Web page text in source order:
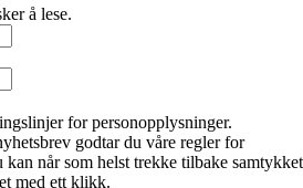
å lese.
for personopplysninger.
godtar du våre regler for
når som helst trekke tilbake samtykket
med ett klikk.